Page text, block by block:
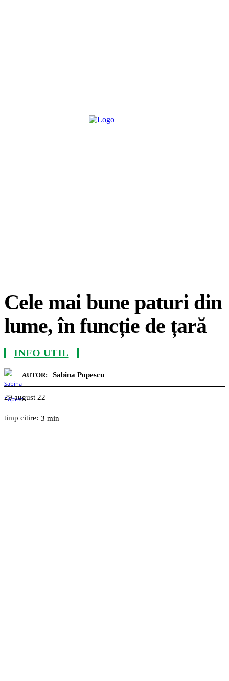
Cele mai bune paturi din
lume, în funcție de țară
INFO UTIL
AUTOR: Sabina Popescu
29 august 22
timp citire: 3 min